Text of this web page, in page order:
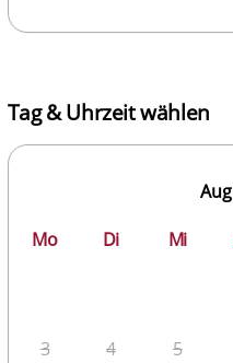
Tag & Uhrzeit wählen
Mo
Di Mi
3 4 5